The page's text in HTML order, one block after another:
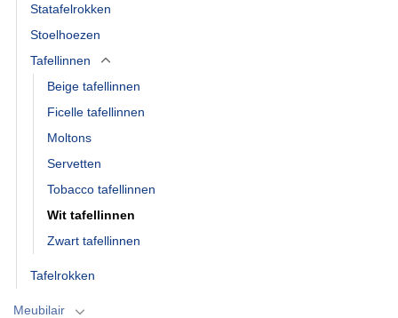
Statafelrokken
Stoelhoezen
Tafellinnen
Beige tafellinnen
Ficelle tafellinnen
Moltons
Servetten
Tobacco tafellinnen
Wit tafellinnen
Zwart tafellinnen
Tafelrokken
Meubilair